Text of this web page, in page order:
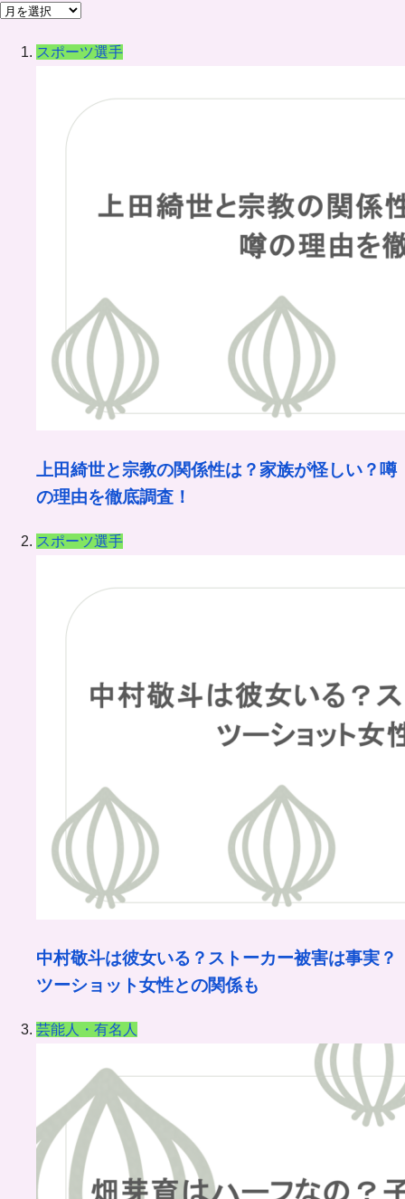
ア
スポーツ選手
上田綺世と宗教の関係性は？家族が怪しい？噂
の理由を徹底調査！
スポーツ選手
中村敬斗は彼女いる？ストーカー被害は事実？
ツーショット女性との関係も
芸能人・有名人